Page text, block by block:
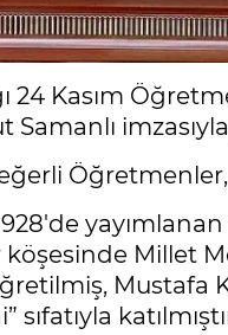
24 Kasım
Samanlı
Öğretmenler,
Millet
Mustafa